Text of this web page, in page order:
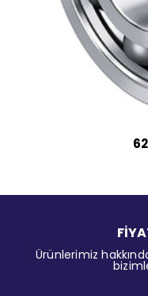
Ürünlerimiz